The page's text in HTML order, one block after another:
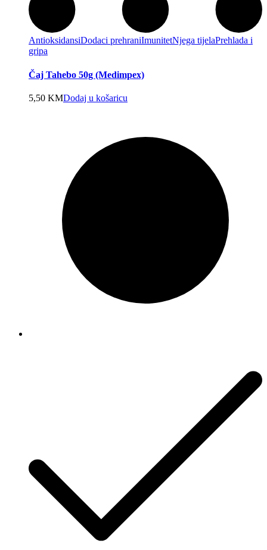
AntioksidansiDodaci prehraniImunitetNjega tijelaPrehlada i
gripa
Čaj Tahebo 50g (Medimpex)
5,50 KMDodaj u košaricu